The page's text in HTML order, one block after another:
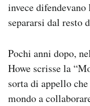
invece
separarsi dal resto
Pochi anni dopo,
Howe scrisse la
sorta di appello
mondo a